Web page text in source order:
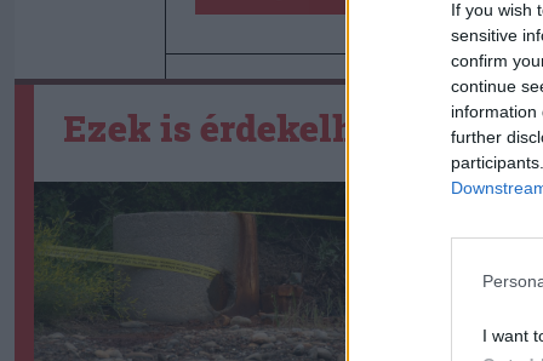
If you wish
sensitive
confirm
continue
information
further
I want
Ezek is érdekelhetik